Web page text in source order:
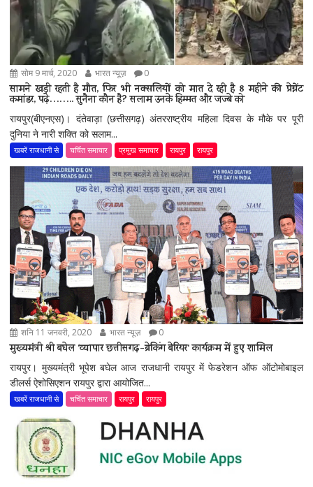
सोम 9 मार्च, 2020 भारत न्यूज़ 0
सामने खड़ी रहती है मौत, फिर भी नक्सलियों को मात दे रही है 8 महीने की प्रेग्नेंट
कमांडर, पढ़े…….. सुनैना कौन है? सलाम उनके हिम्मत और जज्बे को
रायपुर(बीएनएस)। दंतेवाड़ा (छत्तीसगढ़) अंतरराष्ट्रीय महिला दिवस के मौके पर पूरी
दुनिया ने नारी शक्ति को सलाम...
खबरें राजधानी से चर्चित समाचार प्रमुख समाचार रायपुर रायपुर
शनि 11 जनवरी, 2020 भारत न्यूज़ 0
मुख्यमंत्री श्री बघेल ‘व्यापार छत्तीसगढ़-ब्रेकिंग बेरियर‘ कार्यक्रम में हुए शामिल
रायपुर। मुख्यमंत्री भूपेश बघेल आज राजधानी रायपुर में फेडरेशन ऑफ ऑटोमोबाइल
डीलर्स ऐशोसिएशन रायपुर द्वारा आयोजित...
खबरें राजधानी से चर्चित समाचार रायपुर रायपुर